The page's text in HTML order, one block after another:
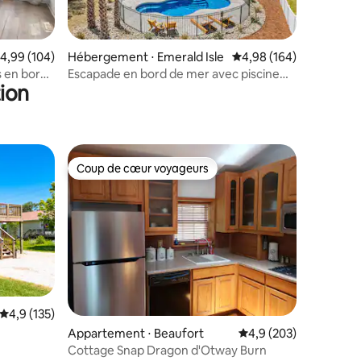
: 4,94 sur 5
moyenne sur la base de 104 commentaires : 4,99 sur 5
4,99 (104)
en bord
Hébergement ⋅ Emerald Isle Évaluation moyenne
4,98 (164)
Escapade en bord de mer avec piscine
: 4,9 sur 5
Évaluation moyenne sur la base de 135 commentaires : 4,9 sur 5
4,9 (135)
Coup de cœur voyageurs
Coup de cœur voyageurs
Appartement ⋅ Beaufort Évaluation moyenne
4,9 (203)
Cottage Snap Dragon d'Otway Burn